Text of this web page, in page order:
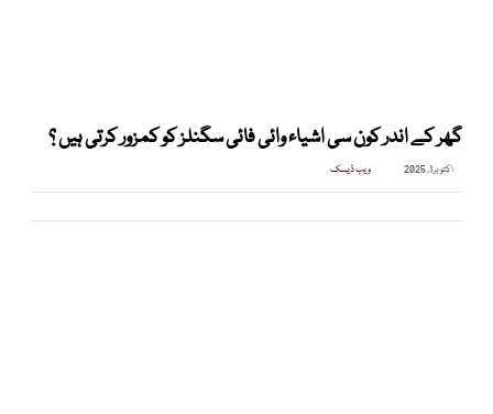
گھر کے اندر کون سی اشیاء وائی فائی سگنلز کو کمزور کرتی ہیں ؟
اکتوبر 1, 2025 ویب ڈیسک